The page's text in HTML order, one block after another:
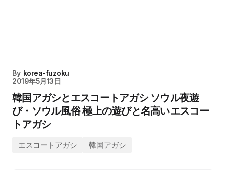
By korea-fuzoku
2019年5月13日
韓国アガシとエスコートアガシ ソウル夜遊
び・ソウル風俗 極上の遊びと名高いエスコー
トアガシ
エスコートアガシ 韓国アガシ